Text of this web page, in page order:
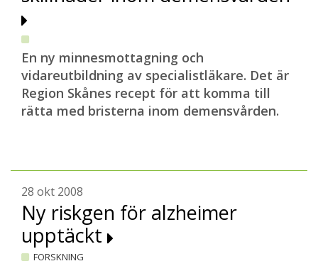
En ny minnesmottagning och
vidareutbildning av specialistläkare. Det är
Region Skånes recept för att komma till
rätta med bristerna inom demensvården.
28 okt 2008
Ny riskgen för alzheimer
upptäckt
FORSKNING